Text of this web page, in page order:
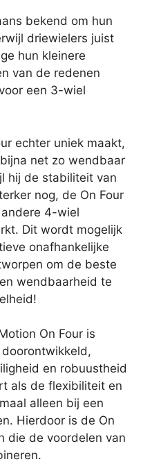
bekend om hun
driewielers juist
hun kleinere
van de redenen
een 3-wiel
echter uniek maakt,
net zo wendbaar
hij de stabiliteit van
nog, de On Four
4-wiel
Dit wordt mogelijk
onafhankelijke
om de beste
wendbaarheid te
On Four is
en robuustheid
als de flexibiliteit en
alleen bij een
Hierdoor is de On
die de voordelen van